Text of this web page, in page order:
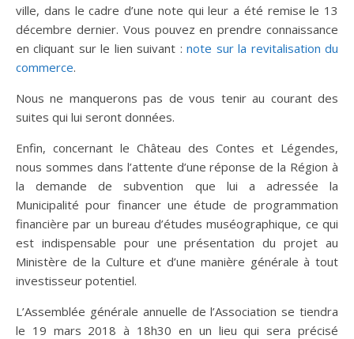
ville, dans le cadre d’une note qui leur a été remise le 13
décembre dernier. Vous pouvez en prendre connaissance
en cliquant sur le lien suivant :note sur la revitalisation du
commerce.
Nous ne manquerons pas de vous tenir au courant des
suites qui lui seront données.
Enfin, concernant le Château des Contes et Légendes,
nous sommes dans l’attente d’une réponse de la Région à
la demande de subvention que lui a adressée la
Municipalité pour financer une étude de programmation
financière par un bureau d’études muséographique, ce qui
est indispensable pour une présentation du projet au
Ministère de la Culture et d’une manière générale à tout
investisseur potentiel.
L’Assemblée générale annuelle de l’Association se tiendra
le 19 mars 2018 à 18h30 en un lieu qui sera précisé